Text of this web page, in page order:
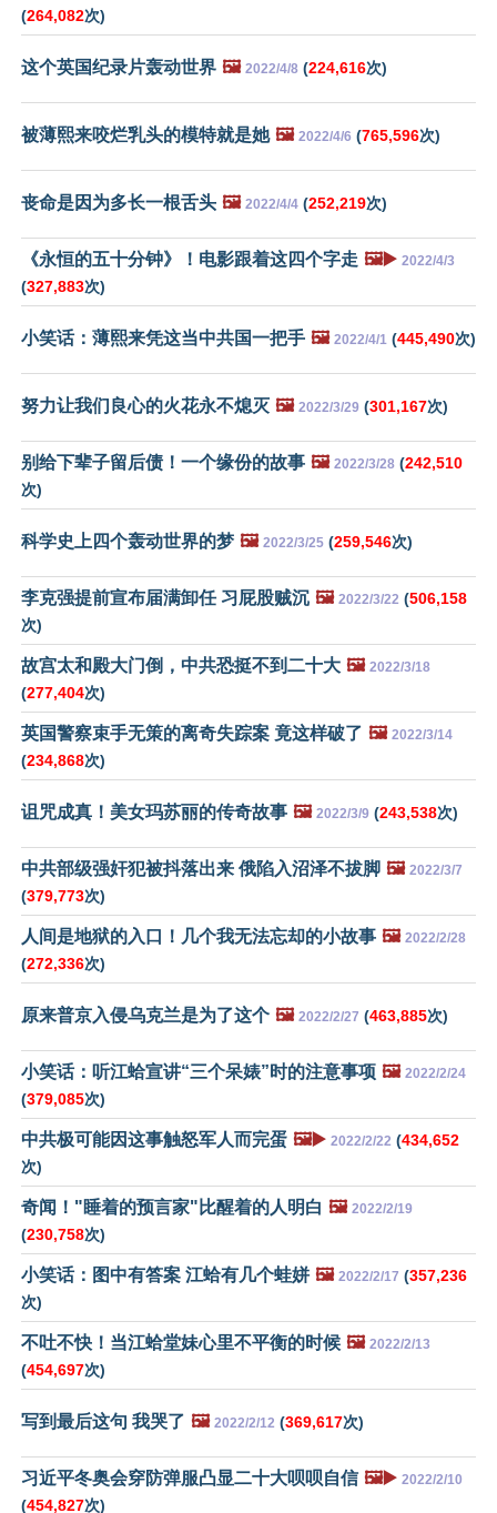
(264,082次)
这个英国纪录片轰动世界 🖼️ 2022/4/8 (224,616次)
被薄熙来咬烂乳头的模特就是她 🖼️ 2022/4/6 (765,596次)
丧命是因为多长一根舌头 🖼️ 2022/4/4 (252,219次)
《永恒的五十分钟》！电影跟着这四个字走 🖼️▶️ 2022/4/3
(327,883次)
小笑话：薄熙来凭这当中共国一把手 🖼️ 2022/4/1 (445,490次)
努力让我们良心的火花永不熄灭 🖼️ 2022/3/29 (301,167次)
别给下辈子留后债！一个缘份的故事 🖼️ 2022/3/28 (242,510
次)
科学史上四个轰动世界的梦 🖼️ 2022/3/25 (259,546次)
李克强提前宣布届满卸任 习屁股贼沉 🖼️ 2022/3/22 (506,158
次)
故宫太和殿大门倒，中共恐挺不到二十大 🖼️ 2022/3/18
(277,404次)
英国警察束手无策的离奇失踪案 竟这样破了 🖼️ 2022/3/14
(234,868次)
诅咒成真！美女玛苏丽的传奇故事 🖼️ 2022/3/9 (243,538次)
中共部级强奸犯被抖落出来 俄陷入沼泽不拔脚 🖼️ 2022/3/7
(379,773次)
人间是地狱的入口！几个我无法忘却的小故事 🖼️ 2022/2/28
(272,336次)
原来普京入侵乌克兰是为了这个 🖼️ 2022/2/27 (463,885次)
小笑话：听江蛤宣讲“三个呆婊”时的注意事项 🖼️ 2022/2/24
(379,085次)
中共极可能因这事触怒军人而完蛋 🖼️▶️ 2022/2/22 (434,652
次)
奇闻！"睡着的预言家"比醒着的人明白 🖼️ 2022/2/19
(230,758次)
小笑话：图中有答案 江蛤有几个蛙姘 🖼️ 2022/2/17 (357,236
次)
不吐不快！当江蛤堂妹心里不平衡的时候 🖼️ 2022/2/13
(454,697次)
写到最后这句 我哭了 🖼️ 2022/2/12 (369,617次)
习近平冬奥会穿防弹服凸显二十大呗呗自信 🖼️▶️ 2022/2/10
(454,827次)